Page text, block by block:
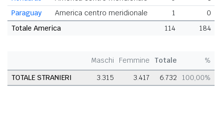
Paraguay
America centro meridionale 1
0
Totale America
114 184
Maschi Femmine Totale
%
TOTALE STRANIERI
3.315 3.417 6.732 100,00%